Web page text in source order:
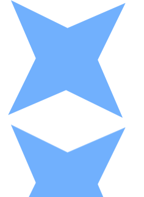
XRP
Buoni cripto